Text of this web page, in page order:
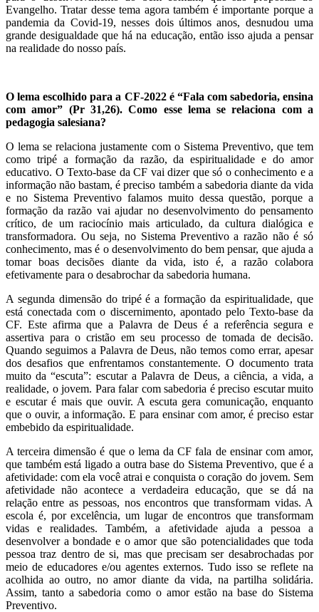
Evangelho. Tratar desse tema agora também é importante porque a
pandemia da Covid-19, nesses dois últimos anos, desnudou uma
grande desigualdade que há na educação, então isso ajuda a pensar
na realidade do nosso país.
O lema escolhido para a CF-2022 é “Fala com sabedoria, ensina
com amor” (Pr 31,26). Como esse lema se relaciona com a
pedagogia salesiana?
O lema se relaciona justamente com o Sistema Preventivo, que tem
como tripé a formação da razão, da espiritualidade e do amor
educativo. O Texto-base da CF vai dizer que só o conhecimento e a
informação não bastam, é preciso também a sabedoria diante da vida
e no Sistema Preventivo falamos muito dessa questão, porque a
formação da razão vai ajudar no desenvolvimento do pensamento
crítico, de um raciocínio mais articulado, da cultura dialógica e
transformadora. Ou seja, no Sistema Preventivo a razão não é só
conhecimento, mas é o desenvolvimento do bem pensar, que ajuda a
tomar boas decisões diante da vida, isto é, a razão colabora
efetivamente para o desabrochar da sabedoria humana.
A segunda dimensão do tripé é a formação da espiritualidade, que
está conectada com o discernimento, apontado pelo Texto-base da
CF. Este afirma que a Palavra de Deus é a referência segura e
assertiva para o cristão em seu processo de tomada de decisão.
Quando seguimos a Palavra de Deus, não temos como errar, apesar
dos desafios que enfrentamos constantemente. O documento trata
muito da “escuta”: escutar a Palavra de Deus, a ciência, a vida, a
realidade, o jovem. Para falar com sabedoria é preciso escutar muito
e escutar é mais que ouvir. A escuta gera comunicação, enquanto
que o ouvir, a informação. E para ensinar com amor, é preciso estar
embebido da espiritualidade.
A terceira dimensão é que o lema da CF fala de ensinar com amor,
que também está ligado a outra base do Sistema Preventivo, que é a
afetividade: com ela você atrai e conquista o coração do jovem. Sem
afetividade não acontece a verdadeira educação, que se dá na
relação entre as pessoas, nos encontros que transformam vidas. A
escola é, por excelência, um lugar de encontros que transformam
vidas e realidades. Também, a afetividade ajuda a pessoa a
desenvolver a bondade e o amor que são potencialidades que toda
pessoa traz dentro de si, mas que precisam ser desabrochadas por
meio de educadores e/ou agentes externos. Tudo isso se reflete na
acolhida ao outro, no amor diante da vida, na partilha solidária.
Assim, tanto a sabedoria como o amor estão na base do Sistema
Preventivo.